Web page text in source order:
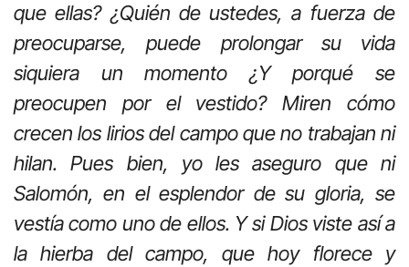
que ellas? ¿Quién de ustedes, a fuerza de
preocuparse, puede prolongar su vida
siquiera un momento ¿Y porqué se
preocupen por el vestido? Miren cómo
crecen los lirios del campo que no trabajan ni
hilan. Pues bien, yo les aseguro que ni
Salomón, en el esplendor de su gloria, se
vestía como uno de ellos. Y si Dios viste así a
la hierba del campo, que hoy florece y